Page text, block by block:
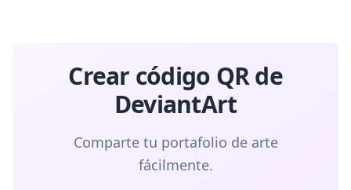
Crear código QR de
DeviantArt
Comparte tu portafolio de arte
fácilmente.